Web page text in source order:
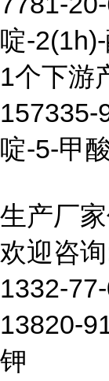
啶-
1个下游
157335-
啶-5-甲
生产厂
欢迎咨
1332-
13820-
钾